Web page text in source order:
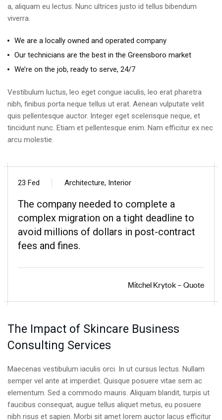
a, aliquam eu lectus. Nunc ultrices justo id tellus bibendum
viverra.
We are a locally owned and operated company
Our technicians are the best in the Greensboro market
We’re on the job, ready to serve, 24/7
Vestibulum luctus, leo eget congue iaculis, leo erat pharetra
nibh, finibus porta neque tellus ut erat. Aenean vulputate velit
quis pellentesque auctor. Integer eget scelerisque neque, et
tincidunt nunc. Etiam et pellentesque enim. Nam efficitur ex nec
arcu molestie.
23 Fed Architecture, Interior
The company needed to complete a
complex migration on a tight deadline to
avoid millions of dollars in post-contract
fees and fines.
Mitchel Krytok – Quote
The Impact of Skincare Business
Consulting Services
Maecenas vestibulum iaculis orci. In ut cursus lectus. Nullam
semper vel ante at imperdiet. Quisque posuere vitae sem ac
elementum. Sed a commodo mauris. Aliquam blandit, turpis ut
faucibus consequat, augue tellus aliquet metus, eu posuere
nibh risus et sapien. Morbi sit amet lorem auctor lacus efficitur